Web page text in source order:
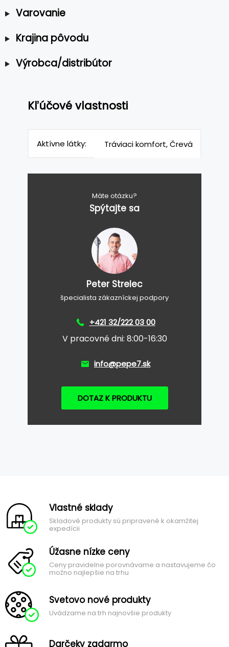
Varovanie
Krajina pôvodu
Výrobca/distribútor
Kľúčové vlastnosti
Aktívne látky: Tráviaci komfort, Črevá
Máte otázku?
Spýtajte sa
Peter Strelec
špecialista zákazníckej podpory
+421 32/222 03 00
V pracovné dni: 8:00-16:30
info@pepe7.sk
DOTAZ K PRODUKTU
Vlastné sklady
Skladové produkty sú pripravené k okamžitej
expedícii
Úžasne nízke ceny
Ceny pravidelne porovnávame a nastavujeme čo
možno najlepšie na trhu
Svetovo nové produkty
Uvádzame na trh najnovšie produkty
Darčeky zadarmo